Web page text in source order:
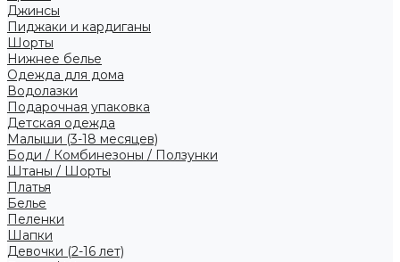
Джинсы
Пиджаки и кардиганы
Шорты
Нижнее белье
Одежда для дома
Водолазки
Подарочная упаковка
Детская одежда
Малыши (3-18 месяцев)
Боди / Комбинезоны / Ползунки
Штаны / Шорты
Платья
Белье
Пеленки
Шапки
Девочки (2-16 лет)